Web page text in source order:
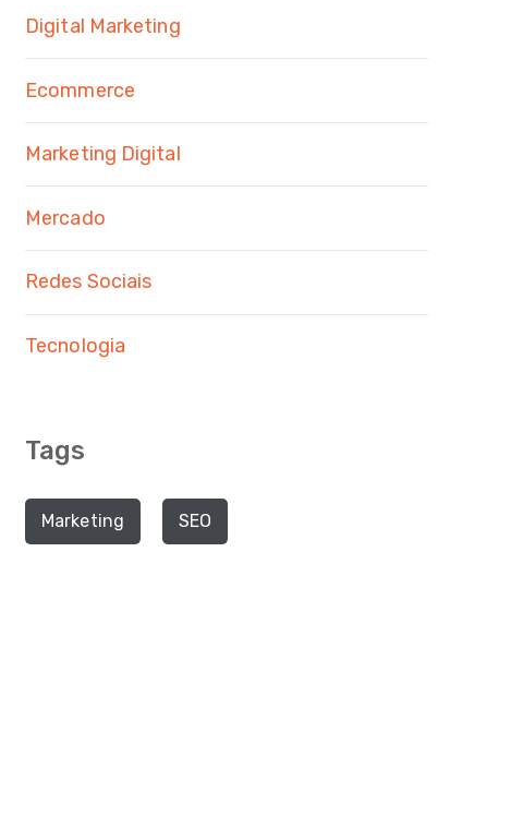
Digital Marketing
Ecommerce
Marketing Digital
Mercado
Redes Sociais
Tecnologia
Tags
Marketing SEO